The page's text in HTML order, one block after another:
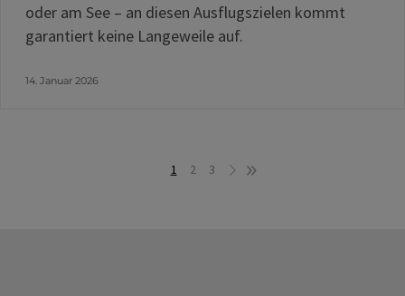
oder am See – an diesen Ausflugszielen kommt
garantiert keine Langeweile auf.
14. Januar 2026
1 2 3